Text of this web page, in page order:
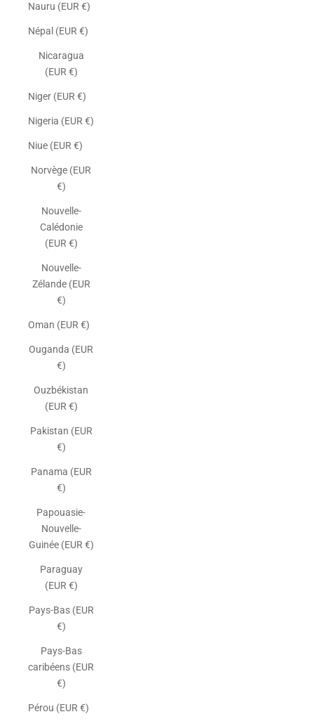
Nauru (EUR €)
Népal (EUR €)
Nicaragua
(EUR €)
Niger (EUR €)
Nigeria (EUR €)
Niue (EUR €)
Norvège (EUR
€)
Nouvelle-
Calédonie
(EUR €)
Nouvelle-
Zélande (EUR
€)
Oman (EUR €)
Ouganda (EUR
€)
Ouzbékistan
(EUR €)
Pakistan (EUR
€)
Panama (EUR
€)
Papouasie-
Nouvelle-
Guinée (EUR €)
Paraguay
(EUR €)
Pays-Bas (EUR
€)
Pays-Bas
caribéens (EUR
€)
Pérou (EUR €)